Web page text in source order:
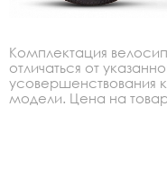
Комплектация
отличаться от
усовершенствования
модели. Цена на товар